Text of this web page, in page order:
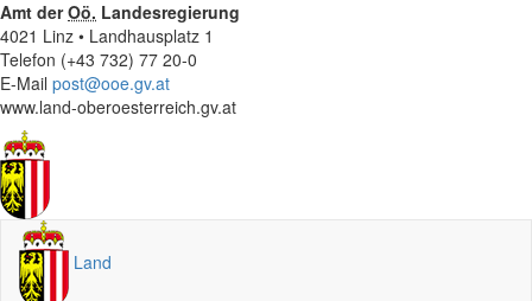
Amt derOö. Landesregierung
4021 Linz • Landhausplatz 1
Telefon (+43 732) 77 20-0
E-Mail post@ooe.gv.at
www.land-oberoesterreich.gv.at
Land